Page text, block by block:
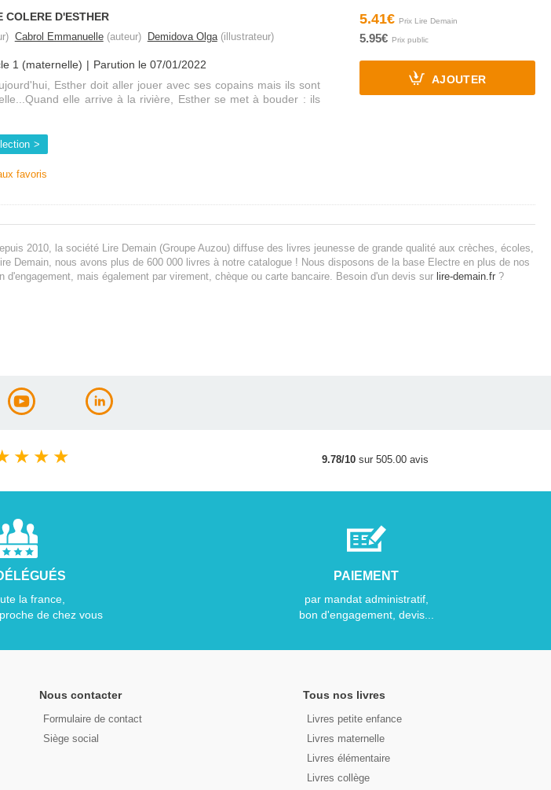
COLERE D'ESTHER
Cabrol Emmanuelle(auteur) Demidova Olga(illustrateur)
1 (maternelle)
Parution le 07/01/2022
Esther doit aller jouer avec ses copains mais ils sont
elle arrive à la rivière, Esther se met à bouder : ils
favoris
5.41€
5.95€
AJOUTER
2010, la société Lire Demain (Groupe Auzou) diffuse des livres jeunesse de grande qualité aux crèches, écoles,
Demain, nous avons plus de 600 000 livres à notre catalogue ! Nous disposons de la base Electre en plus de nos
mais également par virement, chèque ou carte bancaire. Besoin d'un devis sur lire-demain.fr ?
★ ★ ★ 9.78/10sur 505.00 avis
la france,
de chez vous
PAIEMENT
par mandat administratif,
bon d'engagement, devis...
Nous contacter
Formulaire de contact
Siège social
Tous nos livres
Livres petite enfance
Livres maternelle
Livres élémentaire
Livres collège